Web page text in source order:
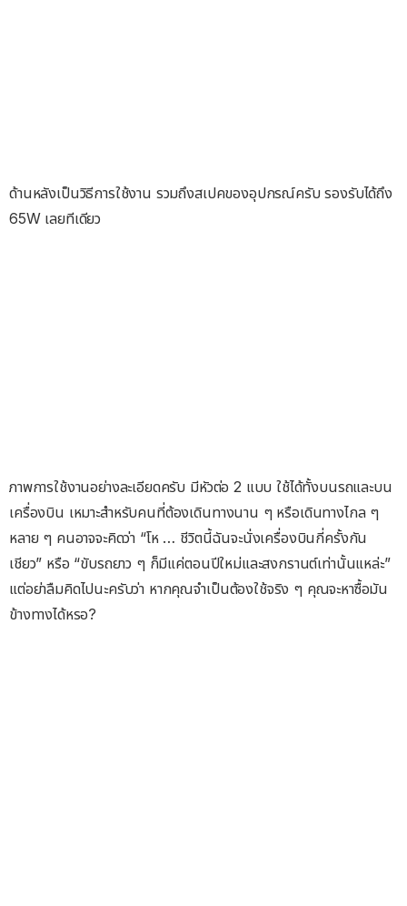
ด้านหลังเป็นวิธีการใช้งาน รวมถึงสเปคของอุปกรณ์ครับ รองรับได้ถึง
65W เลยทีเดียว
ภาพการใช้งานอย่างละเอียดครับ มีหัวต่อ 2 แบบ ใช้ได้ทั้งบนรถและบน
เครื่องบิน เหมาะสำหรับคนที่ต้องเดินทางนาน ๆ หรือเดินทางไกล ๆ
หลาย ๆ คนอาจจะคิดว่า “โห … ชีวิตนี้ฉันจะนั่งเครื่องบินกี่ครั้งกัน
เชียว” หรือ “ขับรถยาว ๆ ก็มีแค่ตอนปีใหม่และสงกรานต์เท่านั้นแหล่ะ”
แต่อย่าลืมคิดไปนะครับว่า หากคุณจำเป็นต้องใช้จริง ๆ คุณจะหาซื้อมัน
ข้างทางได้หรอ?